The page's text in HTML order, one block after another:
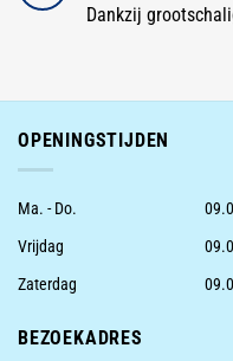
Dankzij
OPENINGSTIJDEN
Ma. - Do.
Vrijdag
Zaterdag
BEZOEKADRES